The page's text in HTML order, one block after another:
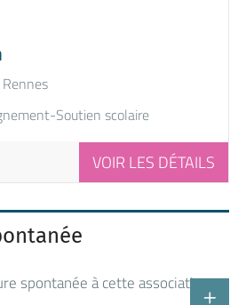
Rennes
Soutien scolaire
VOIR LES DÉTAILS
spontanée à cette association